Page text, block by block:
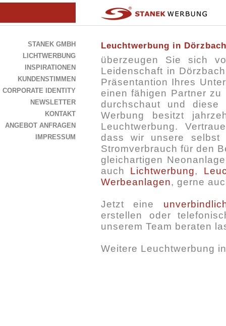
STANEK GMBH
LICHTWERBUNG
INSPIRATIONEN
KUNDENSTIMMEN
CORPORATE IDENTITY
NEWSLETTER
KONTAKT
ANGEBOT ANFRAGEN
IMPRESSUM
Leuchtwerbung in Dörzbach
überzeugen Sie sich
Leidenschaft in
Präsentantion Ihres
einen fähigen Partner
durchschaut und
Werbung besitzt
Leuchtwerbung.
dass wir unsere selbst
Stromverbrauch für den
gleichartigen
auch Lichtwerbung,
Werbeanlagen, gerne
Jetzt eine
erstellen oder
unserem Team beraten
Weitere Leuchtwerbung